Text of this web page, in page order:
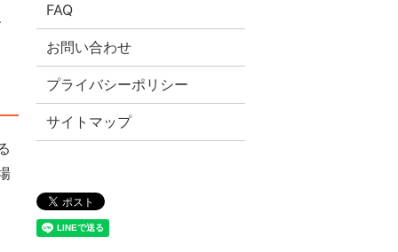
FAQ
お問い合わせ
プライバシーポリシー
サイトマップ